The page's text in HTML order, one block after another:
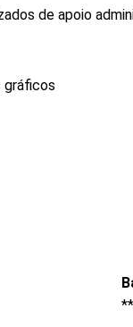
de apoio
gráficos